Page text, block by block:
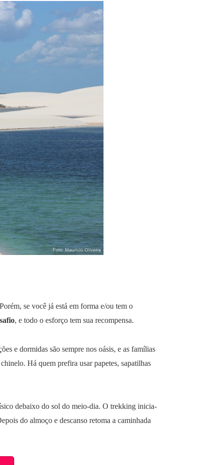
se você já está em forma e/ou tem o
, e todo o esforço tem sua recompensa.
e dormidas são sempre nos oásis, e as famílias
Há quem prefira usar papetes, sapatilhas
debaixo do sol do meio-dia. O trekking inicia-
do almoço e descanso retoma a caminhada